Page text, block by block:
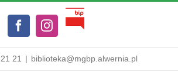
FacebookInstagram
Biuletyn
21 | biblioteka@mgbp.alwernia.pl